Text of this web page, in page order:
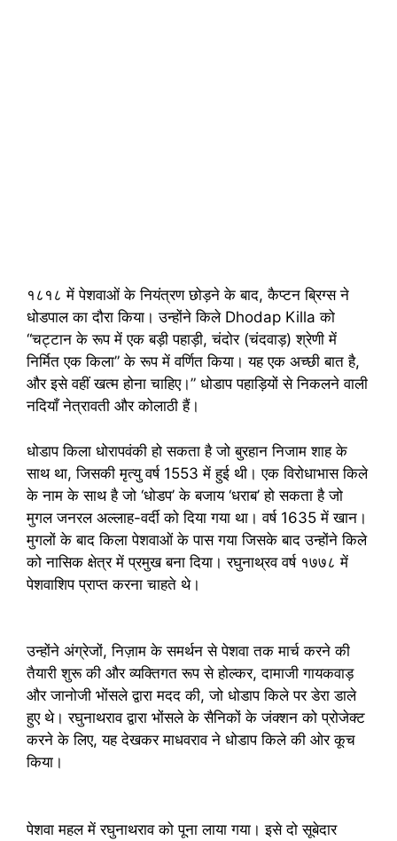
१८१८ में पेशवाओं के नियंत्रण छोड़ने के बाद, कैप्टन ब्रिग्स ने
धोडपाल का दौरा किया। उन्होंने किले Dhodap Killa को
“चट्टान के रूप में एक बड़ी पहाड़ी, चंदोर (चंदवाड़) श्रेणी में
निर्मित एक किला” के रूप में वर्णित किया। यह एक अच्छी बात है,
और इसे वहीं खत्म होना चाहिए।” धोडाप पहाड़ियों से निकलने वाली
नदियाँ नेत्रावती और कोलाठी हैं।
धोडाप किला धोरापवंकी हो सकता है जो बुरहान निजाम शाह के
साथ था, जिसकी मृत्यु वर्ष 1553 में हुई थी। एक विरोधाभास किले
के नाम के साथ है जो ‘धोडप’ के बजाय ‘धराब’ हो सकता है जो
मुगल जनरल अल्लाह-वर्दी को दिया गया था। वर्ष 1635 में खान।
मुगलों के बाद किला पेशवाओं के पास गया जिसके बाद उन्होंने किले
को नासिक क्षेत्र में प्रमुख बना दिया। रघुनाथ्रव वर्ष १७७८ में
पेशवाशिप प्राप्त करना चाहते थे।
उन्होंने अंग्रेजों, निज़ाम के समर्थन से पेशवा तक मार्च करने की
तैयारी शुरू की और व्यक्तिगत रूप से होल्कर, दामाजी गायकवाड़
और जानोजी भोंसले द्वारा मदद की, जो धोडाप किले पर डेरा डाले
हुए थे। रघुनाथराव द्वारा भोंसले के सैनिकों के जंक्शन को प्रोजेक्ट
करने के लिए, यह देखकर माधवराव ने धोडाप किले की ओर कूच
किया।
पेशवा महल में रघुनाथराव को पूना लाया गया। इसे दो सूबेदार